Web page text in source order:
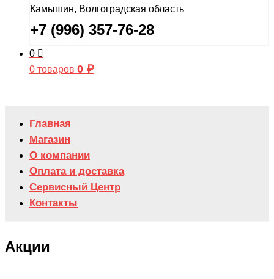
Камышин, Волгоградская область
+7 (996) 357-76-28
0
0 товаров 0 ₽
Главная
Магазин
О компании
Оплата и доставка
Сервисный Центр
Контакты
Акции